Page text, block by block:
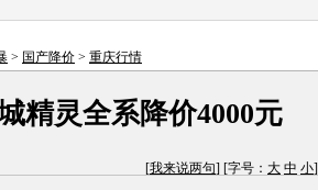
> 国产降价 > 重庆行情
精灵全系降价4000元
[我来说两句] [字号： 大 中 小]